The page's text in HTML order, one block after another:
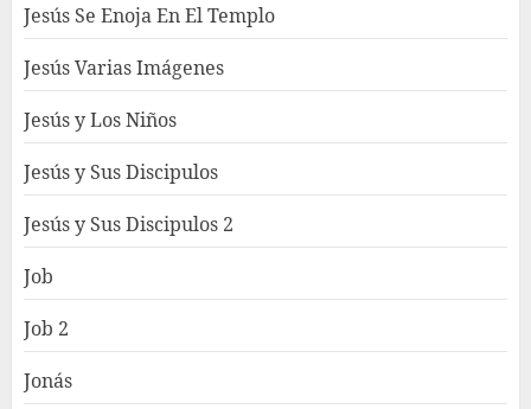
Jesús Se Enoja En El Templo
Jesús Varias Imágenes
Jesús y Los Niños
Jesús y Sus Discipulos
Jesús y Sus Discipulos 2
Job
Job 2
Jonás